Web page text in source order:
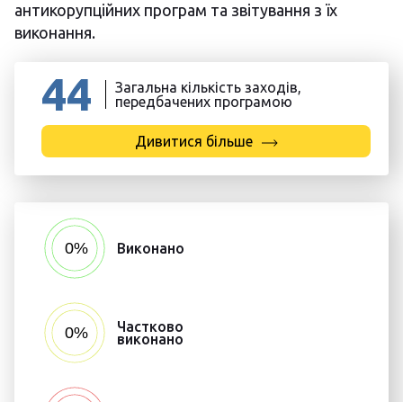
антикорупційних програм та звітування з їх
виконання.
44
Загальна кількість заходів,
передбачених програмою
Дивитися більше
Виконано
Частково
виконано